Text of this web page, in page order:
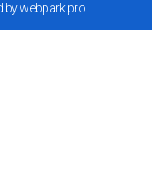
by webpark.pro